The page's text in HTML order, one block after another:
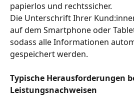
papierlos und rechtssicher.
Die Unterschrift Ihrer
auf dem Smartphone oder
sodass alle Informationen
gespeichert werden.
Typische Herausforderungen
Leistungsnachweisen